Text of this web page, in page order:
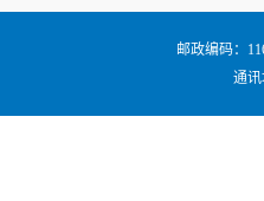
邮政编码：
通